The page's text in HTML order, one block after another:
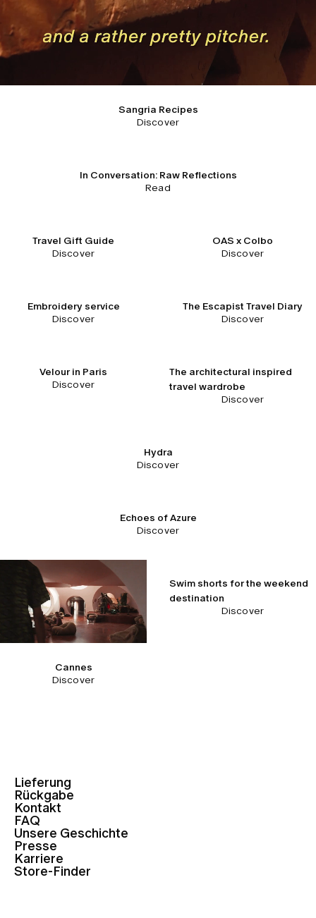
Sangria Recipes
Discover
In Conversation: Raw Reflections
Read
Travel Gift Guide
Discover
OAS x Colbo
Discover
Embroidery service
Discover
The Escapist Travel Diary
Discover
Velour in Paris
Discover
The architectural inspired
travel wardrobe
Discover
Hydra
Discover
Echoes of Azure
Discover
Cannes
Discover
Swim shorts for the weekend
destination
Discover
Lieferung
Rückgabe
Kontakt
FAQ
Unsere Geschichte
Presse
Karriere
Store-Finder